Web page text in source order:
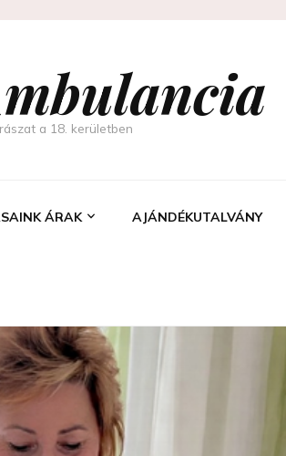
a 18. kerületben
ÁRAK AJÁNDÉKUTALVÁNY